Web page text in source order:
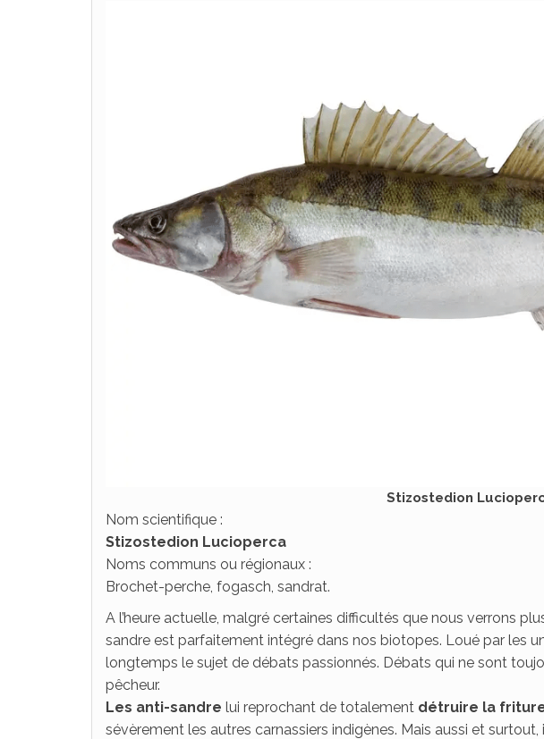
Stizostedion
Nom scientifique :
Stizostedion Lucioperca
Noms communs ou régionaux :
Brochet-perche, fogasch, sandrat.
A l’heure actuelle, malgré certaines difficultés que nous verrons
sandre est parfaitement intégré dans nos biotopes. Loué par les
longtemps le sujet de débats passionnés. Débats qui ne sont
pêcheur.
Les anti-sandre lui reprochant de totalement détruire la
sévèrement les autres carnassiers indigènes. Mais aussi et surtout,